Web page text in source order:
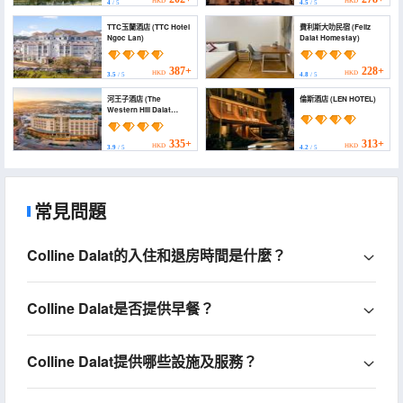
4 / 5 4.5/ 5
TTC玉蘭酒店 (TTC Hotel
Ngoc Lan)
3.5 / 5 HKD 387+
費利斯大叻民宿 (Feliz
Dalat Homestay)
4.8/ 5 HKD 228+
河王子酒店 (The
Western Hill Dalat
Hotel)
3.9 / 5 HKD 335+
倫斯酒店 (LEN HOTEL)
4.2/ 5 HKD 313+
常見問題
Colline Dalat的入住和退房時間是什麼？
Colline Dalat是否提供早餐？
Colline Dalat提供哪些設施及服務？